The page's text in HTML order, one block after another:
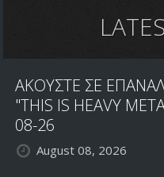
Records
ΑΚΟΥΣΤΕ ΣΕ
"THIS IS HEAVY
08-26
August 08, 2026